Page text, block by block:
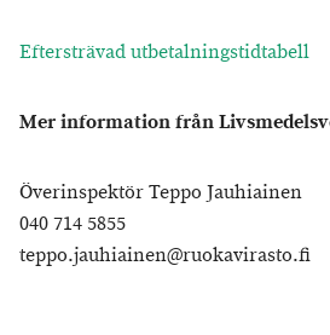
Eftersträvad utbetalningstidtabell
Mer information från
Överinspektör Teppo Jauhiainen
040 714 5855
teppo.jauhiainen@ruokavirasto.fi